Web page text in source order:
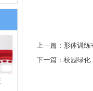
上一篇： 形体训练
下一篇： 校园绿化